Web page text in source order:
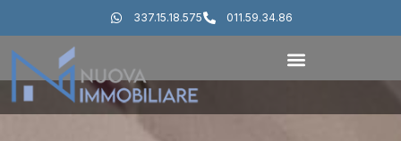
337.15.18.575 011.59.34.86